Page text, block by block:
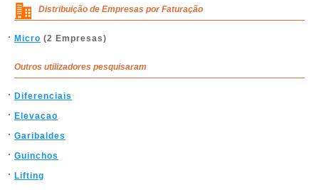
Distribuição de Empresas por Faturação
Micro (2 Empresas)
Outros utilizadores pesquisaram
Diferenciais
Elevacao
Garibaldes
Guinchos
Lifting